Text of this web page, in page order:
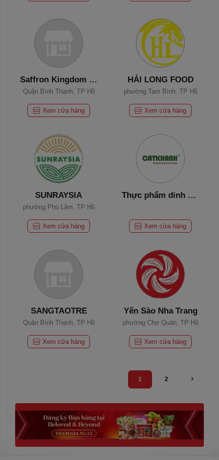
Saffron Kingdom Herb Official
Quận Bình Thạnh, TP Hồ
Xem cửa hàng
HẢI LONG FOOD
phường Tam Bình, TP Hồ
Xem cửa hàng
SUNRAYSIA
phường Phú Lâm, TP Hồ
Xem cửa hàng
Thực phẩm dinh dưỡng Cát Khánh
Xem cửa hàng
SANGTAOTRE
Quận Bình Thạnh, TP Hồ
Xem cửa hàng
Yến Sào Nha Trang
phường Chợ Quán, TP Hồ
Xem cửa hàng
1 2